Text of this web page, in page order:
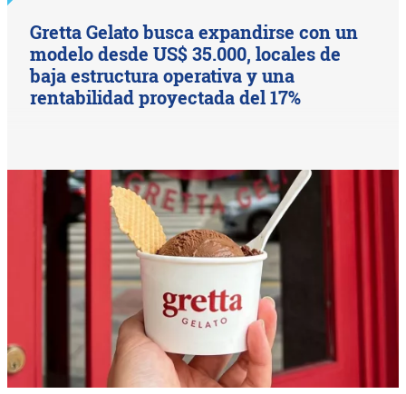
Gretta Gelato busca expandirse con un
modelo desde US$ 35.000, locales de
baja estructura operativa y una
rentabilidad proyectada del 17%